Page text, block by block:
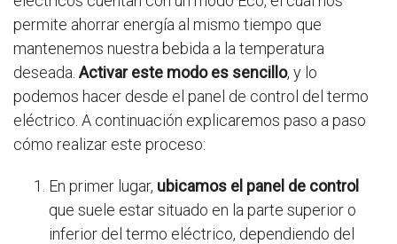
permite ahorrar energía al mismo tiempo que
mantenemos nuestra bebida a la temperatura
deseada. Activar este modo es sencillo, y lo
podemos hacer desde el panel de control del termo
eléctrico. A continuación explicaremos paso a paso
cómo realizar este proceso:
En primer lugar, ubicamos el panel de control
que suele estar situado en la parte superior o
inferior del termo eléctrico, dependiendo del